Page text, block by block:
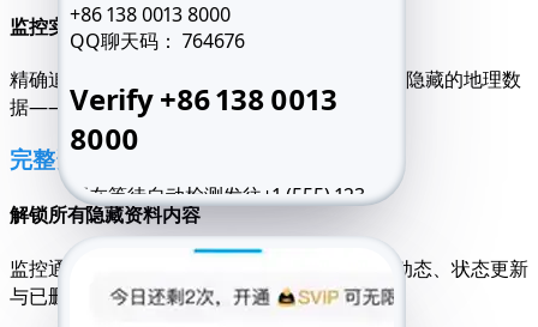
+86 138 0013 8000
QQ聊天码： 764676
Verify +86 138 0013
8000
正在等待自动检测发往+1 (555) 123-
4567的短信。号码有误？
监控实时移动轨迹与GPS定位
精确追踪行进路线、实时地图及定位标记。QQ隐藏的地理数
据——AppMessenger让所有信息一览无余。
完整资料控制
解锁所有隐藏资料内容
监控通话记录、联系人、黑名单及群聊内容。动态、状态更新
与已删除文件均可查看。